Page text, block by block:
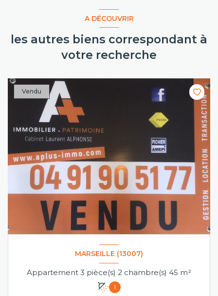
A DÉCOUVRIR
les autres biens correspondant à
votre recherche
Vendu
MARSEILLE (13007)
Appartement 3 pièce(s) 2 chambre(s) 45 m²
1